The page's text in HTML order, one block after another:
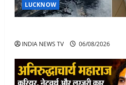
LUCKNOW
INDIA NEWS TV 06/08/2026